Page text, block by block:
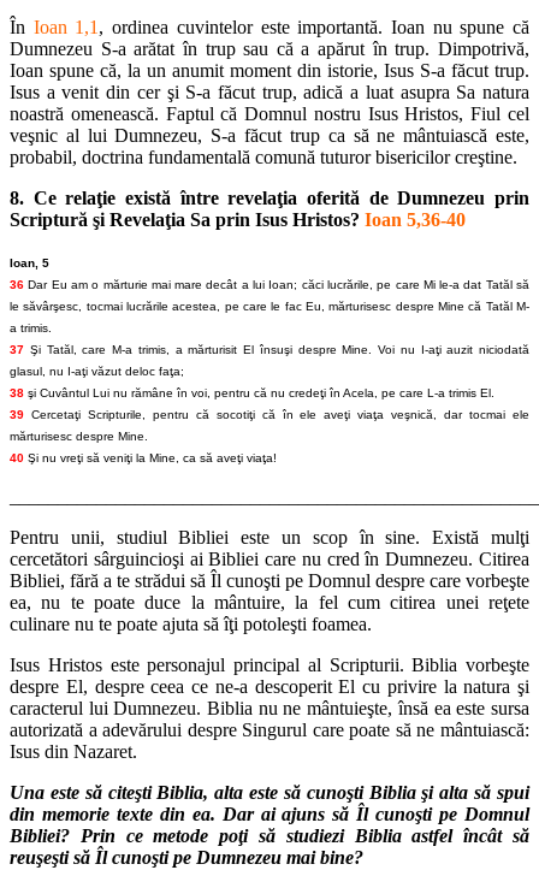
În Ioan 1,1, ordinea cuvintelor este importantă. Ioan nu spune că
Dumnezeu S-a arătat în trup sau că a apărut în trup. Dimpotrivă,
Ioan spune că, la un anumit moment din istorie, Isus S-a făcut trup.
Isus a venit din cer şi S-a făcut trup, adică a luat asupra Sa natura
noastră omenească. Faptul că Domnul nostru Isus Hristos, Fiul cel
veşnic al lui Dumnezeu, S-a făcut trup ca să ne mântuiască este,
probabil, doctrina fundamentală comună tuturor bisericilor creştine.
8. Ce relaţie există între revelaţia oferită de Dumnezeu prin
Scriptură şi Revelaţia Sa prin Isus Hristos? Ioan 5,36-40
Ioan, 5
36 Dar Eu am o mărturie mai mare decât a lui Ioan; căci lucrările, pe care Mi le-a dat Tatăl să
le săvârşesc, tocmai lucrările acestea, pe care le fac Eu, mărturisesc despre Mine că Tatăl M-
a trimis.
37 Şi Tatăl, care M-a trimis, a mărturisit El însuşi despre Mine. Voi nu I-aţi auzit niciodată
glasul, nu I-aţi văzut deloc faţa;
38 şi Cuvântul Lui nu rămâne în voi, pentru că nu credeţi în Acela, pe care L-a trimis El.
39 Cercetaţi Scripturile, pentru că socotiţi că în ele aveţi viaţa veşnică, dar tocmai ele
mărturisesc despre Mine.
40 Şi nu vreţi să veniţi la Mine, ca să aveţi viaţa!
Pentru unii, studiul Bibliei este un scop în sine. Există mulţi
cercetători sârguincioşi ai Bibliei care nu cred în Dumnezeu. Citirea
Bibliei, fără a te strădui să Îl cunoşti pe Domnul despre care vorbeşte
ea, nu te poate duce la mântuire, la fel cum citirea unei reţete
culinare nu te poate ajuta să îţi potoleşti foamea.
Isus Hristos este personajul principal al Scripturii. Biblia vorbeşte
despre El, despre ceea ce ne-a descoperit El cu privire la natura şi
caracterul lui Dumnezeu. Biblia nu ne mântuieşte, însă ea este sursa
autorizată a adevărului despre Singurul care poate să ne mântuiască:
Isus din Nazaret.
Una este să citeşti Biblia, alta este să cunoşti Biblia şi alta să spui
din memorie texte din ea. Dar ai ajuns să Îl cunoşti pe Domnul
Bibliei? Prin ce metode poţi să studiezi Biblia astfel încât să
reuşeşti să Îl cunoşti pe Dumnezeu mai bine?